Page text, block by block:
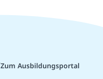
Zum Ausbildungsportal